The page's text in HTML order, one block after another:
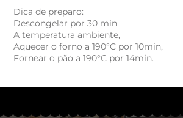
Dica de preparo:
Descongelar por 30 min
A temperatura ambiente,
Aquecer o forno a 190°C por 10min,
Fornear o pão a 190°C por 14min.